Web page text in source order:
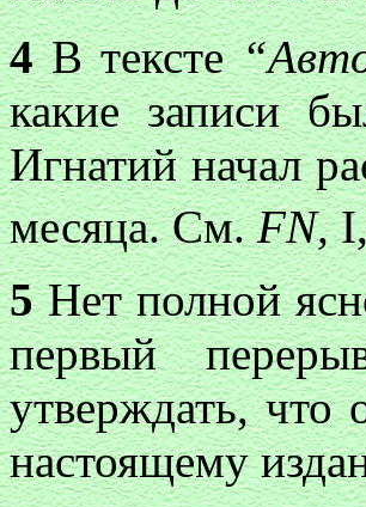
4В тексте
какие записи
Игнатий начал
месяца. См.FN,I,
5Нет полной
первый
утверждать,
настоящему